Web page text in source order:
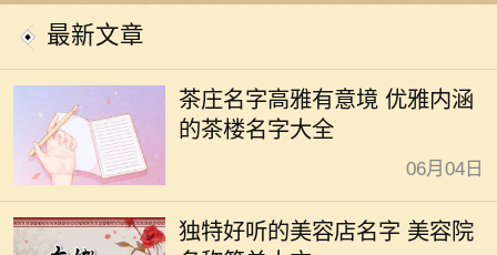
最新文章
茶庄名字高雅有意境 优雅内涵
的茶楼名字大全
06月04日
独特好听的美容店名字 美容院